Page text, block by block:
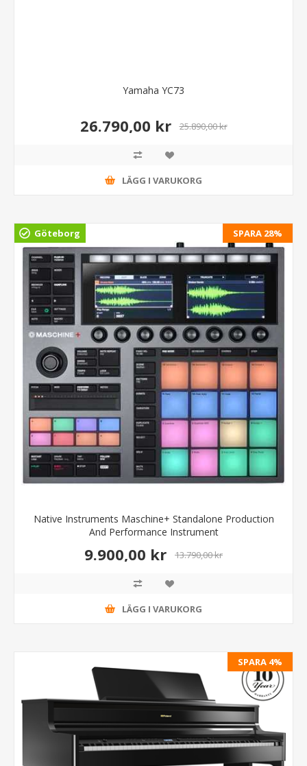
Yamaha YC73
26.790,00 kr 25.890,00 kr
LÄGG I VARUKORG
SPARA 28%
Göteborg
Native Instruments Maschine+ Standalone Production
And Performance Instrument
9.900,00 kr 13.790,00 kr
LÄGG I VARUKORG
SPARA 4%